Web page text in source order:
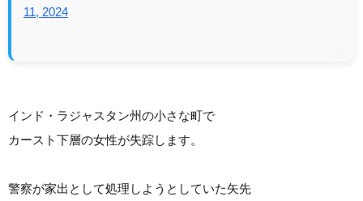
11, 2024
インド・ラジャスタン州の小さな町で
カースト下層の女性が失踪します。
警察が家出として処理しようとしていた矢先